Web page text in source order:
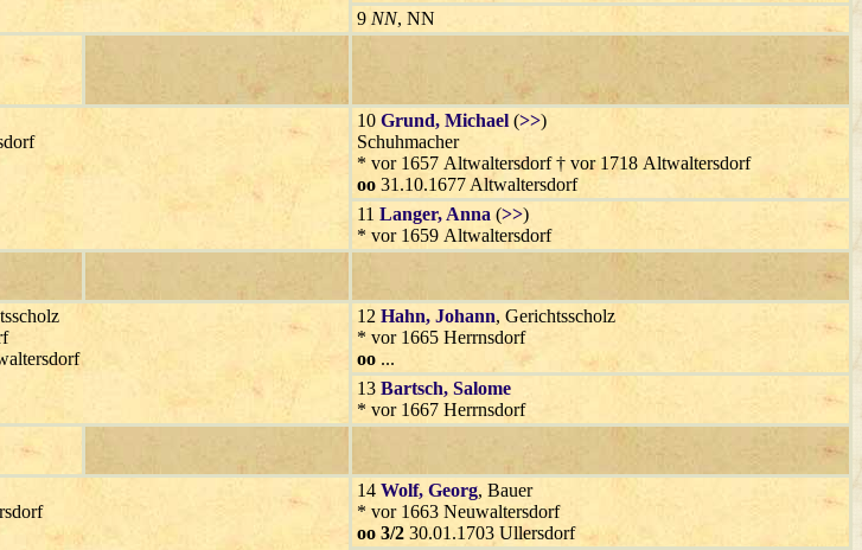
9 NN, NN
10 Grund, Michael (>>)
Schuhmacher
* vor 1657 Altwaltersdorf † vor 1718 Altwaltersdorf
oo 31.10.1677 Altwaltersdorf
11 Langer, Anna (>>)
* vor 1659 Altwaltersdorf
12 Hahn, Johann, Gerichtsscholz
* vor 1665 Herrnsdorf
oo ...
13 Bartsch, Salome
* vor 1667 Herrnsdorf
14 Wolf, Georg, Bauer
* vor 1663 Neuwaltersdorf
oo 3/2 30.01.1703 Ullersdorf